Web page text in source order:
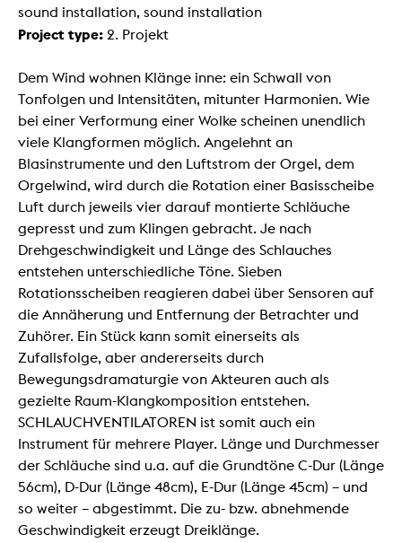
sound installation, sound installation
Project type: 2. Projekt
Dem Wind wohnen Klänge inne: ein Schwall von
Tonfolgen und Intensitäten, mitunter Harmonien. Wie
bei einer Verformung einer Wolke scheinen unendlich
viele Klangformen möglich. Angelehnt an
Blasinstrumente und den Luftstrom der Orgel, dem
Orgelwind, wird durch die Rotation einer Basisscheibe
Luft durch jeweils vier darauf montierte Schläuche
gepresst und zum Klingen gebracht. Je nach
Drehgeschwindigkeit und Länge des Schlauches
entstehen unterschiedliche Töne. Sieben
Rotationsscheiben reagieren dabei über Sensoren auf
die Annäherung und Entfernung der Betrachter und
Zuhörer. Ein Stück kann somit einerseits als
Zufallsfolge, aber andererseits durch
Bewegungsdramaturgie von Akteuren auch als
gezielte Raum-Klangkomposition entstehen.
SCHLAUCHVENTILATOREN ist somit auch ein
Instrument für mehrere Player. Länge und Durchmesser
der Schläuche sind u.a. auf die Grundtöne C-Dur (Länge
56cm), D-Dur (Länge 48cm), E-Dur (Länge 45cm) – und
so weiter – abgestimmt. Die zu- bzw. abnehmende
Geschwindigkeit erzeugt Dreiklänge.